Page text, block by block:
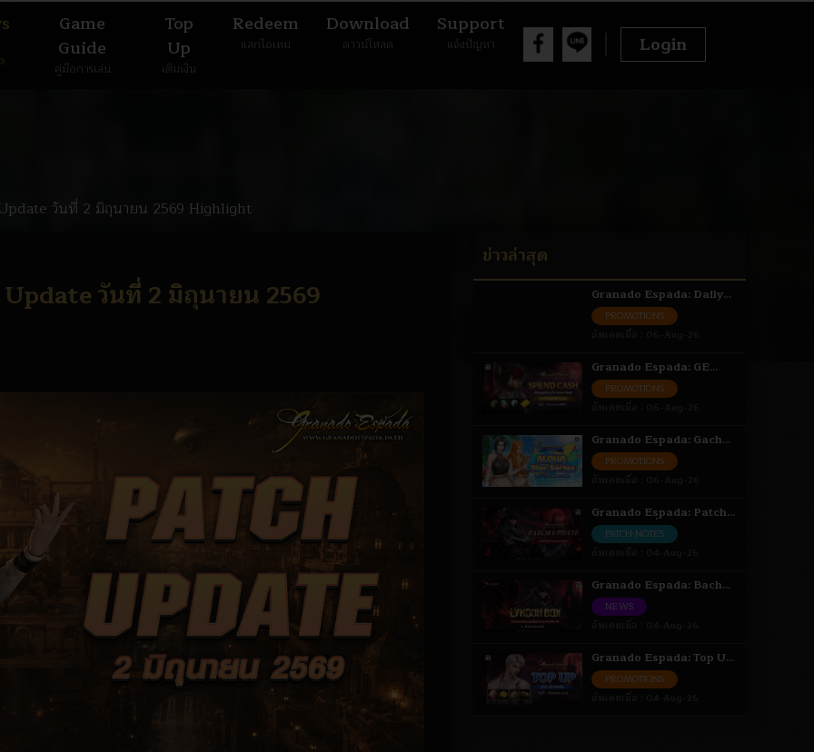
Game
Guide
คู่มือการเล่น
Top
Up
เติมเงิน
Redeem
แลกไอเทม
Download
ดาวน์โหลด
Support
แจ้งปัญหา Login
วันที่ 2 มิถุนายน 2569 Highlight
วันที่ 2 มิถุนายน 2569
ข่าวล่าสุด
Granado Espada: Daily
Login รับไอเทมฟรี 6 - 31
ส.ค. 69
PROMOTIONS
Granado Espada: GE
Spend Cash ใช้จ่ายแลกรับ
ไอเทม 6 ส.ค. - 1 ก.ย. 69
PROMOTIONS
Granado Espada: Gacha
Aloha Star Series เติมเงิน
รับสิทธิ์สุ่มไอเทม 6 - 18 ส.ค.
PROMOTIONS
Granado Espada: Patch
Update วันที่ 4 สิงหาคม
2569 Highlight
PATCH-NOTES
Granado Espada: Bacha
Episode Event [ Bacha ] 4
- 18 ส.ค. 69
NEWS
Granado Espada: Top Up
Get Reward สะสมยอดรับ
ไอเทม 4 ส.ค. - 1 ก.ย. 69
PROMOTIONS